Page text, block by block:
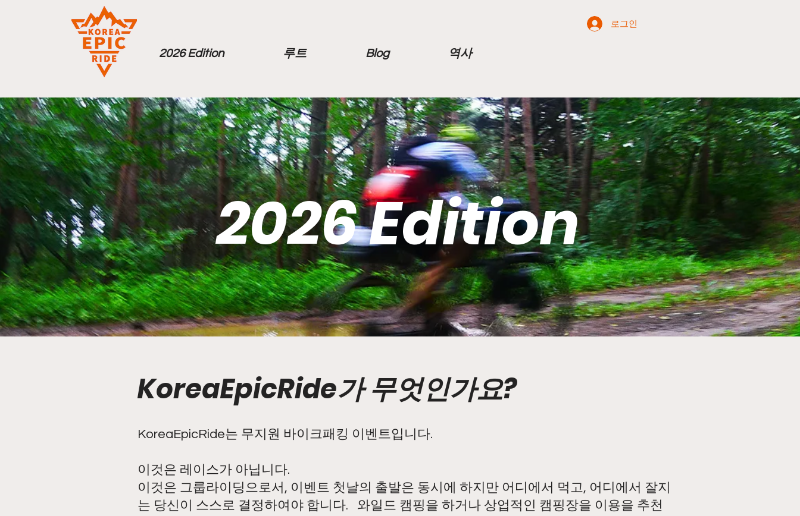
로그인
2026 Edition 루트 Blog 역사
2026 Edition
KoreaEpicRide가 무엇인가요?
KoreaEpicRide는 무지원 바이크패킹 이벤트입니다.
이것은 레이 스가 아닙니다.
이것은 그룹라이딩으로서, 이벤트 첫날의 출발은 동시에 하지만 어디에서 먹고, 어디에서 잘지
는 당신이 스스로 결정하여야 합니다. 와일드 캠핑을 하거나 상업적인 캠핑장을 이용을 추천